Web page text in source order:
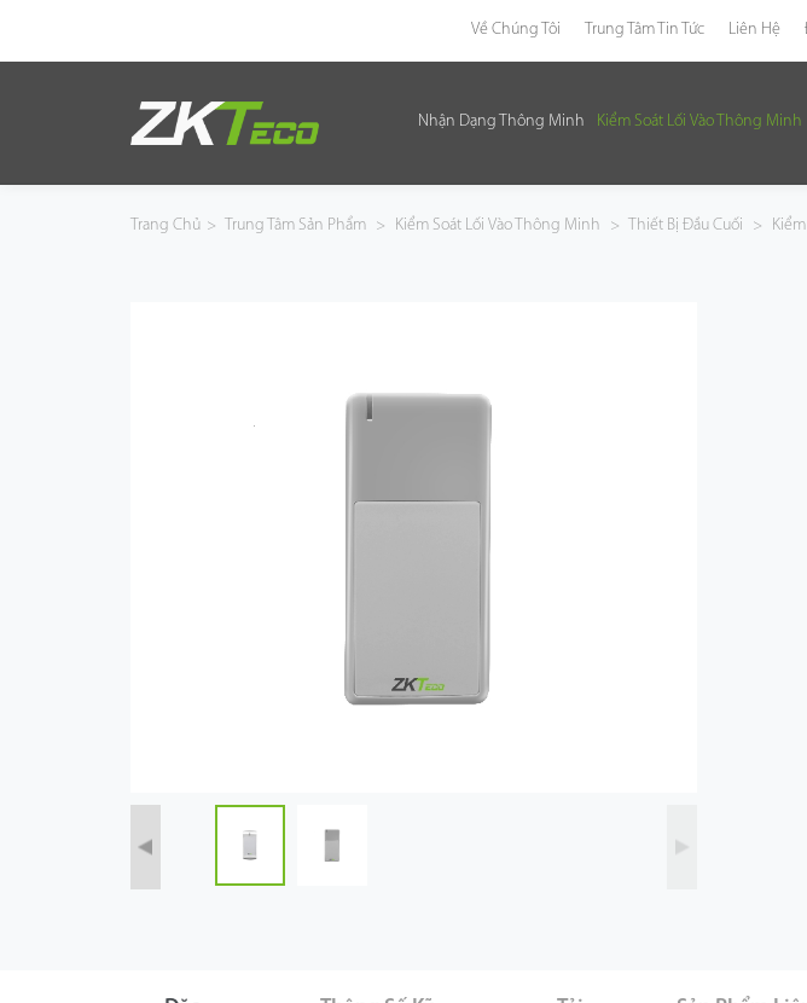
Về Chúng Tôi Trung Tâm Tin Tức Liên Hệ
Nhận Dạng Thông Minh Kiểm Soát Lối Vào Thông Minh
Kiểm Soát Lối Vào Thông Minh
Trang Chủ > Trung Tâm Sản Phẩm > Kiểm Soát Lối Vào Thông Minh > Thiết Bị Đầu Cuối >